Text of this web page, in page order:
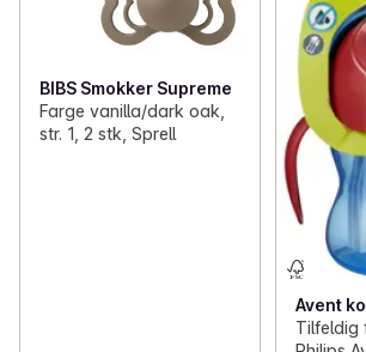
BIBS Smokker Supreme
Farge vanilla/dark oak,
str. 1, 2 stk, Sprell
Avent
Tilfeldig